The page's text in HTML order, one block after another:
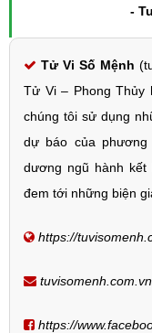
-
Tử Vi Số Mệnh
Tử Vi – Phong Thủy
chúng tôi sử dụng
dự báo của
dương ngũ hành
đem tới những biện
https://
https://